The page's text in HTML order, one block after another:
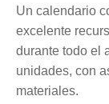
Un calendario
excelente
durante todo el
unidades, con
materiales.